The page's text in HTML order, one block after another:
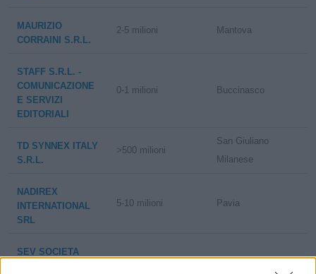
MAURIZIO
CORRAINI S.R.L.
2-5 milioni Mantova
STAFF S.R.L. -
COMUNICAZIONE
E SERVIZI
EDITORIALI
0-1 milioni Buccinasco
TD SYNNEX ITALY
S.R.L.
>500 milioni
San Giuliano
Milanese
NADIREX
INTERNATIONAL
SRL
5-10 milioni Pavia
SEV SOCIETA